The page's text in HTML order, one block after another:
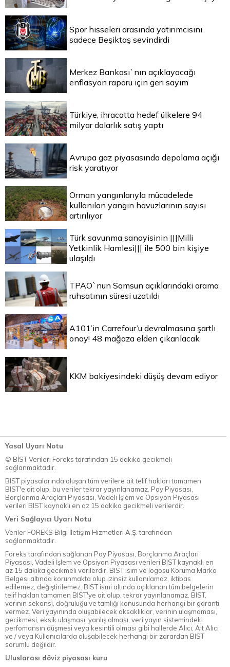
Spor hisseleri arasında yatırımcısını
sadece Beşiktaş sevindirdi
Merkez Bankası`nın açıklayacağı
enflasyon raporu için geri sayım
Türkiye, ihracatta hedef ülkelere 94
milyar dolarlık satış yaptı
Avrupa gaz piyasasında depolama açığı
risk yaratıyor
Orman yangınlarıyla mücadelede
kullanılan yangın havuzlarının sayısı
artırılıyor
Türk savunma sanayisinin |||Milli
Yetkinlik Hamlesi||| ile 500 bin kişiye
ulaşıldı
TPAO`nun Samsun açıklarındaki arama
ruhsatının süresi uzatıldı
A101’in Carrefour’u devralmasına şartlı
onay! 48 mağaza elden çıkarılacak
KKM bakiyesindeki düşüş devam ediyor
Yasal Uyarı Notu
© BİST Verileri Foreks tarafından 15 dakika gecikmeli
sağlanmaktadır.
BIST piyasalarında oluşan tüm verilere ait telif hakları tamamen
BIST'e ait olup, bu veriler tekrar yayınlanamaz. Pay Piyasası,
Borçlanma Araçları Piyasası, Vadeli İşlem ve Opsiyon Piyasası
verileri BIST kaynaklı en az 15 dakika gecikmeli verilerdir.
Veri Sağlayıcı Uyarı Notu
Veriler FOREKS Bilgi İletişim Hizmetleri A.Ş. tarafından
sağlanmaktadır.
Foreks tarafından sağlanan Pay Piyasası, Borçlanma Araçları
Piyasası, Vadeli İşlem ve Opsiyon Piyasası verileri BIST kaynaklı en
az 15 dakika gecikmeli verilerdir. BIST isim ve logosu Koruma Marka
Belgesi altında korunmakta olup izinsiz kullanılamaz, iktibas
edilemez, değiştirilemez. BIST ismi altında açıklanan tüm belgelerin
telif hakları tamamen BIST'ye ait olup, tekrar yayınlanamaz. BIST,
verinin sekansı, doğruluğu ve tamlığı konusunda herhangi bir garanti
vermez. Veri yayınında oluşabilecek aksaklıklar, verinin ulaşmaması,
gecikmesi, eksik ulaşması, yanlış olması, veri yayın sistemindeki
perfomansın düşmesi veya kesintili olması gibi hallerde Alıcı, Alt Alıcı
ve / veya Kullanıcılarda oluşabilecek herhangi bir zarardan BIST
sorumlu değildir.
Uluslarası döviz piyasası kuru